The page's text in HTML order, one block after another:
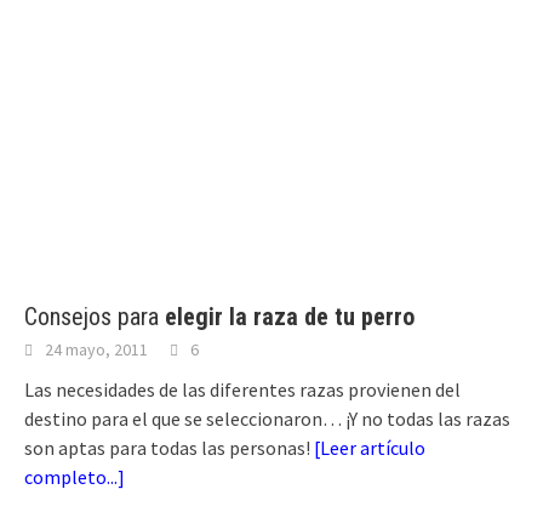
Consejos para elegir la raza de tu perro
24 mayo, 2011 6
Las necesidades de las diferentes razas provienen del
destino para el que se seleccionaron… ¡Y no todas las razas
son aptas para todas las personas! [Leer artículo
completo...]